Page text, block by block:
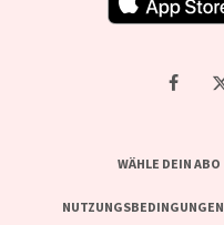
WÄHLE DEIN ABO
NUTZUNGSBEDINGUNGEN